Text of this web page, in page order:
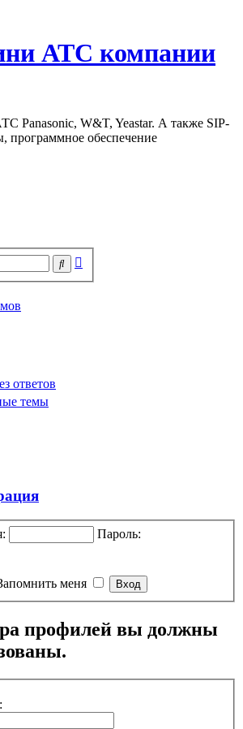
АТС компании
Panasonic, W&T, Yeastar. А также SIP-
программное обеспечение
Поиск
ответов
темы
Пароль:
меня
профилей вы должны